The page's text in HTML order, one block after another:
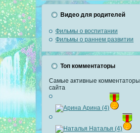
Видео для родителей
Фильмы о воспитании
Фильмы о раннем развитии
Топ комментаторы
Самые активные комментаторы
сайта
Арина (4)
Наталья (4)